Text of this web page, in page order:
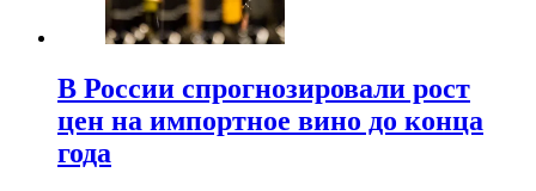
В России спрогнозировали рост
цен на импортное вино до конца
года